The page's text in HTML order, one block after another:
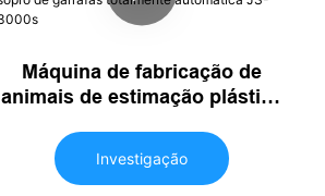
Máquina de fabricação de
animais de estimação plástica
de garrafas totalmente
automática JS-3000s
Investigação